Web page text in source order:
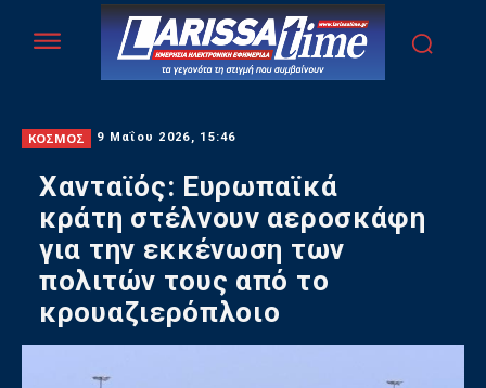
ΚΟΣΜΟΣ 9 Μαΐου 2026, 15:46
Χανταϊός: Ευρωπαϊκά
κράτη στέλνουν αεροσκάφη
για την εκκένωση των
πολιτών τους από το
κρουαζιερόπλοιο